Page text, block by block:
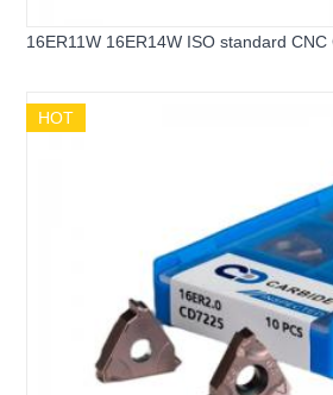
16ER11W 16ER14W ISO standard
HOT